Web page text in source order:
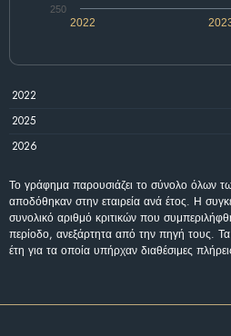
2022
250
2022
2025
2026
Το γράφημα παρουσιάζει το σύνολο όλων
αποδόθηκαν στην εταιρεία ανά έτος. Η
συνολικό αριθμό κριτικών που
περίοδο, ανεξάρτητα από την πηγή τους.
έτη για τα οποία υπήρχαν διαθέσιμες